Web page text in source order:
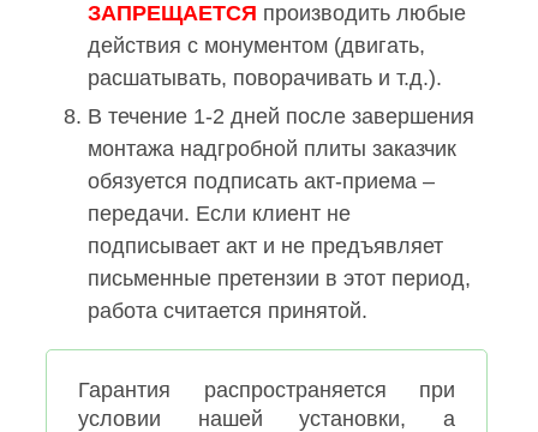
ЗАПРЕЩАЕТСЯ производить любые
действия с монументом (двигать,
расшатывать, поворачивать и т.д.).
В течение 1-2 дней после завершения
монтажа надгробной плиты заказчик
обязуется подписать акт-приема –
передачи. Если клиент не
подписывает акт и не предъявляет
письменные претензии в этот период,
работа считается принятой.
Гарантия распространяется при
условии нашей установки, а